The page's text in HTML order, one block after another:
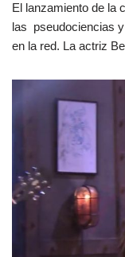
El lanzamiento de la
las pseudociencias
en la red. La actriz